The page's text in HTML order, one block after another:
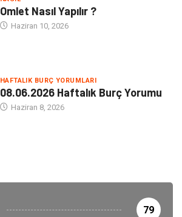
Omlet Nasıl Yapılır ?
Haziran 10, 2026
HAFTALIK BURÇ YORUMLARI
08.06.2026 Haftalık Burç Yorumu
Haziran 8, 2026
79